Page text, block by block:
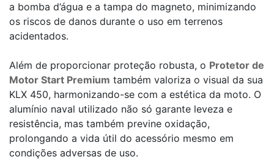
a bomba d’água e a tampa do magneto, minimizando
os riscos de danos durante o uso em terrenos
acidentados.
Além de proporcionar proteção robusta, o Protetor de
Motor Start Premium também valoriza o visual da sua
KLX 450, harmonizando-se com a estética da moto. O
alumínio naval utilizado não só garante leveza e
resistência, mas também previne oxidação,
prolongando a vida útil do acessório mesmo em
condições adversas de uso.